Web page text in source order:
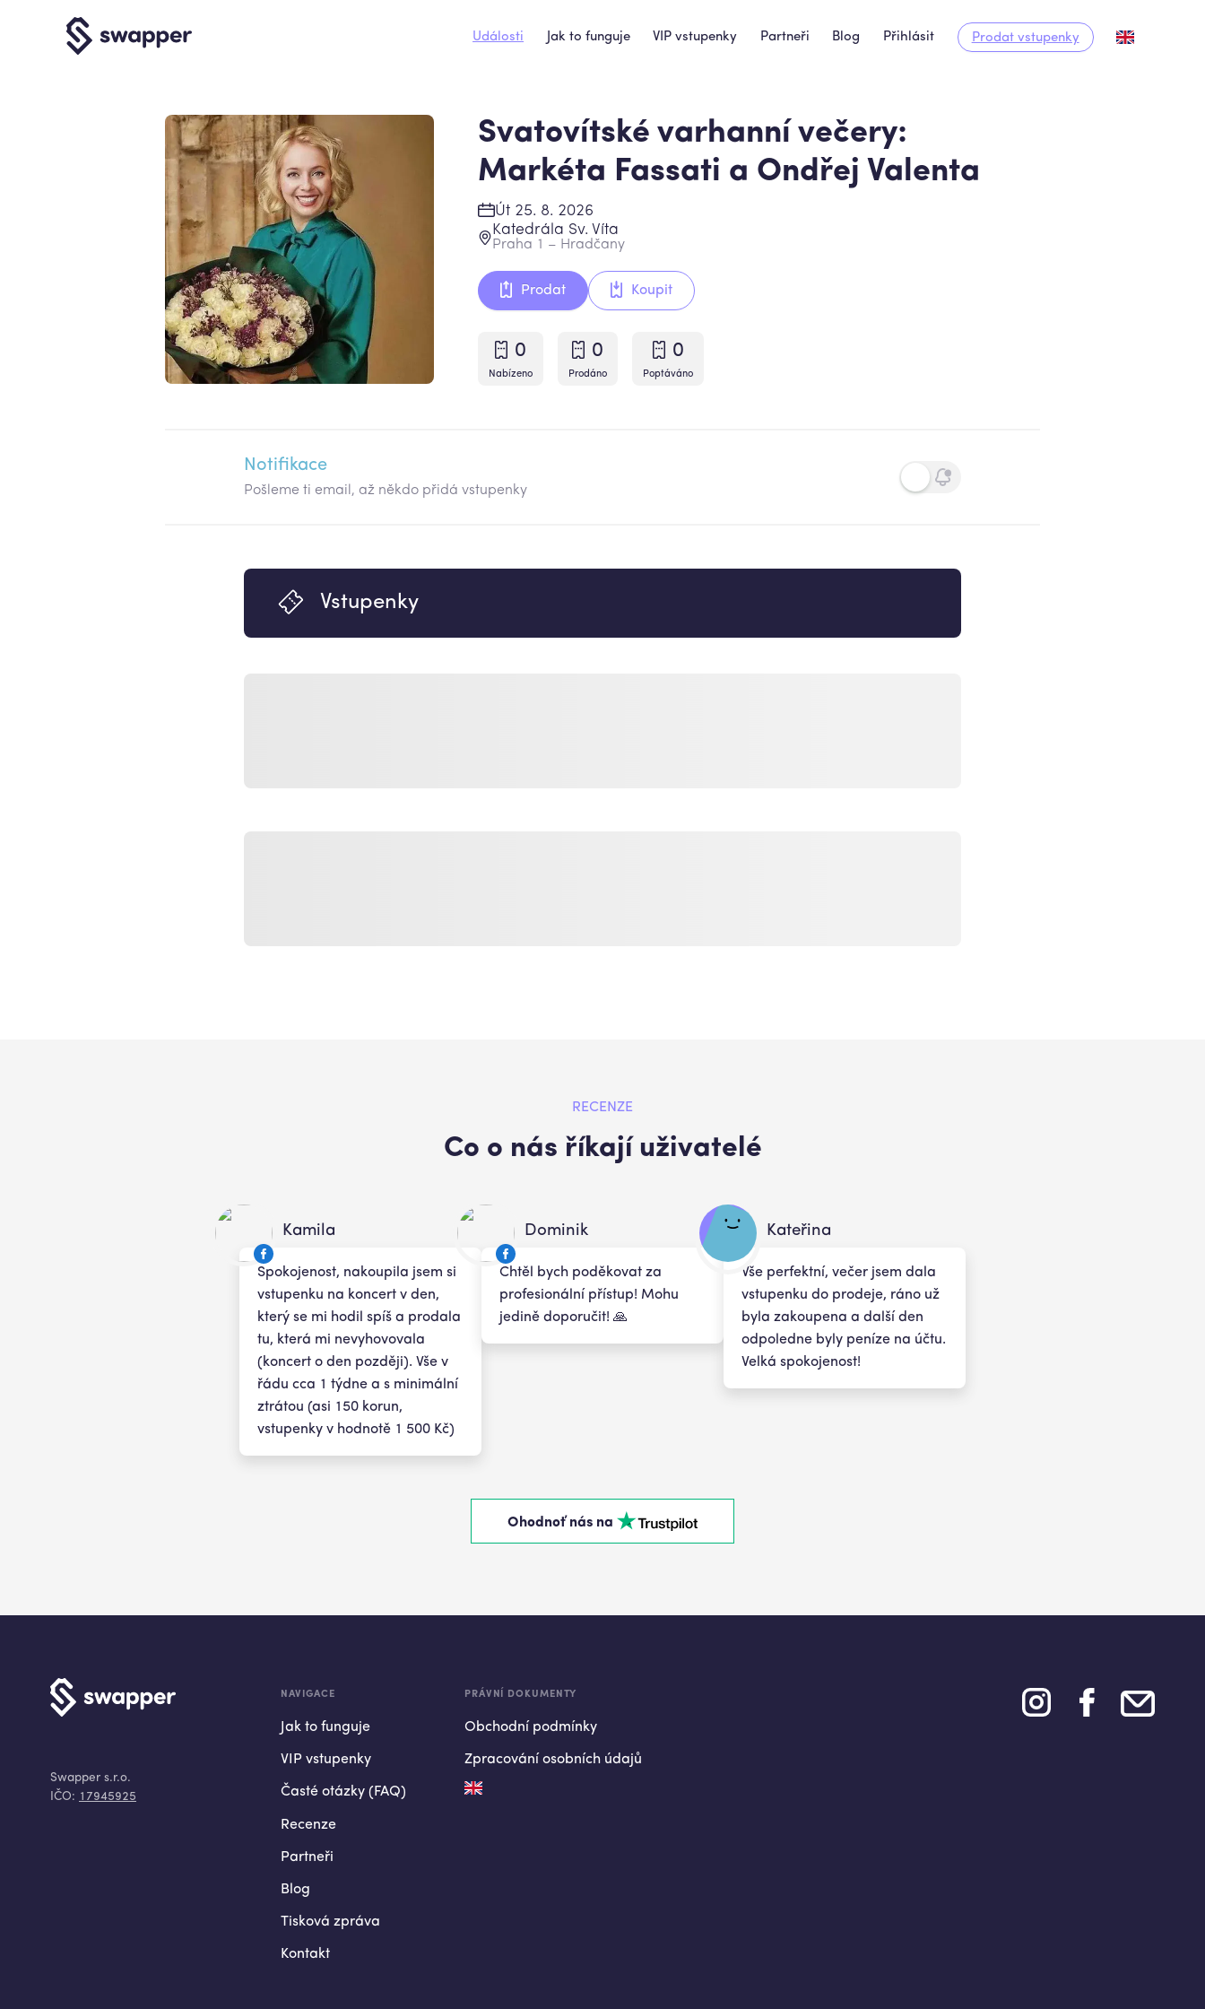
Události Jak to funguje VIP vstupenky Partneři Blog Přihlásit Prodat vstupenky
Svatovítské varhanní večery:
Markéta Fassati a Ondřej Valenta
Út 25. 8. 2026
Katedrála Sv. Víta
Praha 1 – Hradčany
Prodat Koupit
0
Nabízeno
0
Prodáno
0
Poptáváno
Notifikace
Pošleme ti email, až někdo přidá vstupenky
Vstupenky
RECENZE
Co o nás říkají uživatelé
Kamila
Spokojenost, nakoupila jsem si
vstupenku na koncert v den,
který se mi hodil spíš a prodala
tu, která mi nevyhovovala
(koncert o den později). Vše v
řádu cca 1 týdne a s minimální
ztrátou (asi 150 korun,
vstupenky v hodnotě 1 500 Kč)
Dominik
Chtěl bych poděkovat za
profesionální přístup! Mohu
jedině doporučit! 🙏
Kateřina
Vše perfektní, večer jsem dala
vstupenku do prodeje, ráno už
byla zakoupena a další den
odpoledne byly peníze na účtu.
Velká spokojenost!
Ohodnoť nás na
Swapper s.r.o.
IČO: 17945925
NAVIGACE
Jak to funguje
VIP vstupenky
Časté otázky (FAQ)
Recenze
Partneři
Blog
Tisková zpráva
Kontakt
PRÁVNÍ DOKUMENTY
Obchodní podmínky
Zpracování osobních údajů